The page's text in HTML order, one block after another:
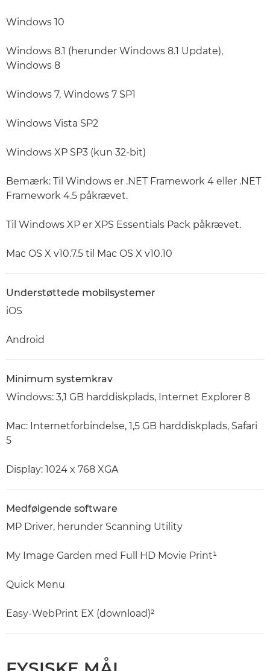
Windows 10
Windows 8.1 (herunder Windows 8.1 Update),
Windows 8
Windows 7, Windows 7 SP1
Windows Vista SP2
Windows XP SP3 (kun 32-bit)
Bemærk: Til Windows er .NET Framework 4 eller .NET
Framework 4.5 påkrævet.
Til Windows XP er XPS Essentials Pack påkrævet.
Mac OS X v10.7.5 til Mac OS X v10.10
Understøttede mobilsystemer
iOS
Android
Minimum systemkrav
Windows: 3,1 GB harddiskplads, Internet Explorer 8
Mac: Internetforbindelse, 1,5 GB harddiskplads, Safari
5
Display: 1024 x 768 XGA
Medfølgende software
MP Driver, herunder Scanning Utility
My Image Garden med Full HD Movie Print¹
Quick Menu
Easy-WebPrint EX (download)²